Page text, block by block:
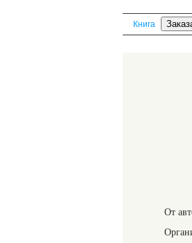
Книга
От